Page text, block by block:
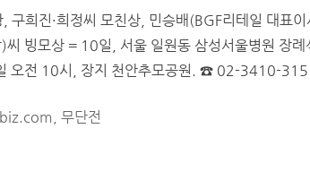
희진·희정씨 모친상, 민승배(BGF리테일 대표이
빙모상 = 10일, 서울 일원동 삼성서울병원 장
오전 10시, 장지 천안추모공원. ☎ 02-3410-
무단전